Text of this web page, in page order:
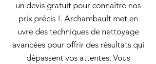
un devis gratuit pour connaître nos
prix précis !. Archambault met en
uvre des techniques de nettoyage
avancées pour offrir des résultats qui
dépassent vos attentes. Vous